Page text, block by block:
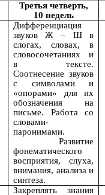
Третья четверть,
10 недель
Дифференциация
звуков Ж – Ш в
слогах, словах, в
словосочетаниях и
в тексте.
Соотнесение звуков
с символами и
«опорами» для их
обозначения на
письме. Работа со
словами-
паронимами.
Развитие
фонематического
восприятия, слуха,
внимания, анализа и
синтеза.
Закреплять знания